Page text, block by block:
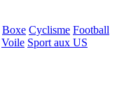
Boxe Cyclisme Football
Voile Sport aux US